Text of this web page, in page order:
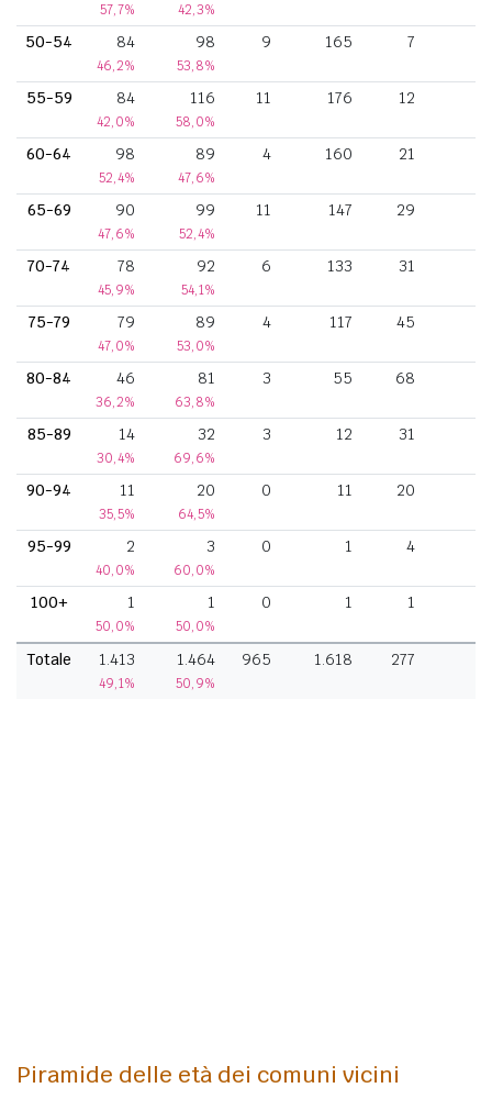
57,7% 42,3%
50-54 84
46,2%
98
53,8%
9 165 7
55-59 84
42,0%
116
58,0%
11 176 12
60-64 98
52,4%
89
47,6%
4 160 21
65-69 90
47,6%
99
52,4%
11 147 29
70-74 78
45,9%
92
54,1%
6 133 31
75-79 79
47,0%
89
53,0%
4 117 45
80-84 46
36,2%
81
63,8%
3 55 68
85-89 14
30,4%
32
69,6%
3 12 31
90-94 11
35,5%
20
64,5%
0 11 20
95-99 2
40,0%
3
60,0%
0 1 4
100+ 1
50,0%
1
50,0%
0 1 1
Totale 1.413
49,1%
1.464
50,9%
965 1.618 277
Piramide delle età dei comuni vicini